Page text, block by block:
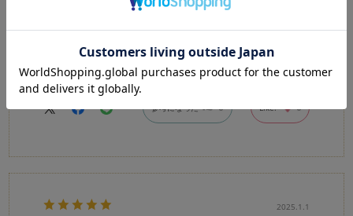
ストーンの色も金具部分もかわいくて付けやすいです！
参考になった 0 Like! 0
2025.1.1